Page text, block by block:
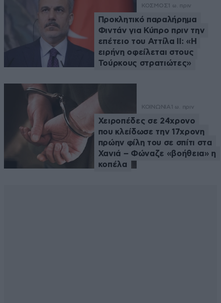
ΚΟΣΜΟΣ 1 ω. πριν
Προκλητικό παραλήρημα
Φιντάν για Κύπρο πριν την
επέτειο του Αττίλα ΙΙ: «Η
ειρήνη οφείλεται στους
Τούρκους στρατιώτες»
ΚΟΙΝΩΝΙΑ 1 ω. πριν
Χειροπέδες σε 24χρονο
που κλείδωσε την 17χρονη
πρώην φίλη του σε σπίτι στα
Χανιά – Φώναζε «βοήθεια» η
κοπέλα